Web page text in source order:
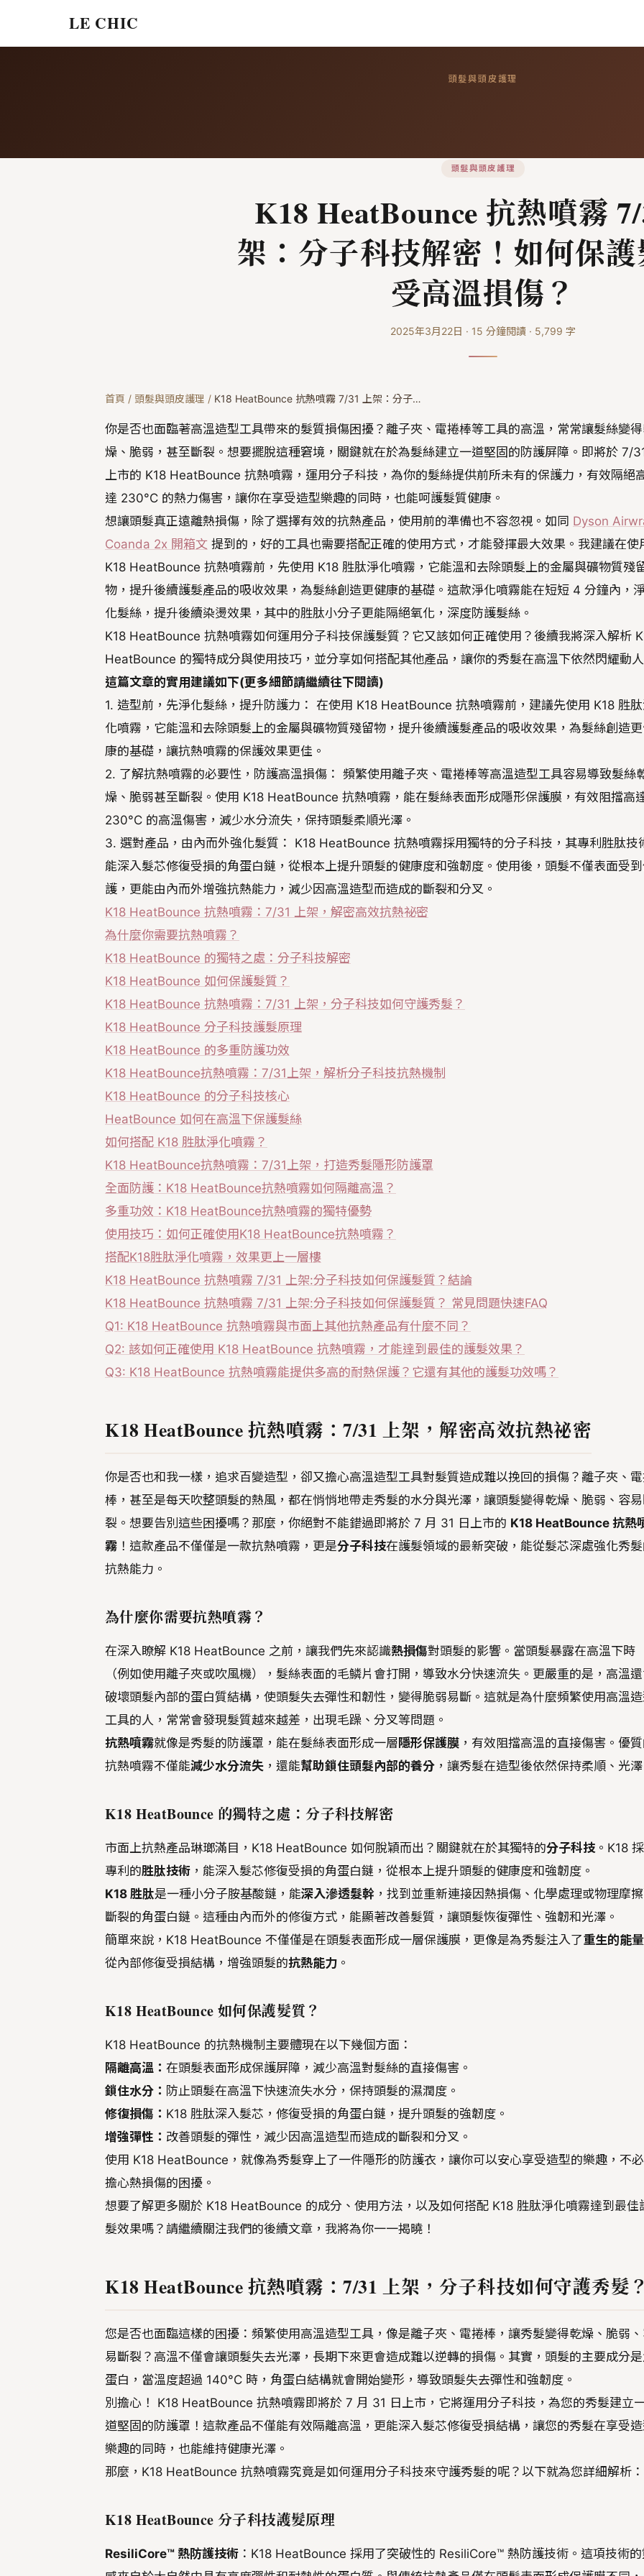
LE CHIC
頭髮與頭皮護理
頭髮與頭皮護理
K18 HeatBounce 抗熱噴霧
架：分子科技解密！如何保
受高溫損傷？
2025年3月22日 · 15 分鐘閱讀 · 5,799 字
首頁 / 頭髮與頭皮護理 / K18 HeatBounce 抗熱噴霧 7/31 上架：分子…
你是否也面臨著高溫造型工具帶來的髮質損傷困擾？離子夾、電捲棒等工具的高溫，常常讓髮絲變
燥、脆弱，甚至斷裂。想要擺脫這種窘境，關鍵就在於為髮絲建立一道堅固的防護屏障。即將於 7/
上市的 K18 HeatBounce 抗熱噴霧，運用分子科技，為你的髮絲提供前所未有的保護力，有效隔絕
達 230°C 的熱力傷害，讓你在享受造型樂趣的同時，也能呵護髮質健康。
想讓頭髮真正遠離熱損傷，除了選擇有效的抗熱產品，使用前的準備也不容忽視。如同 Dyson
Coanda 2x 開箱文 提到的，好的工具也需要搭配正確的使用方式，才能發揮最大效果。我建議在使
K18 HeatBounce 抗熱噴霧前，先使用 K18 胜肽淨化噴霧，它能溫和去除頭髮上的金屬與礦物質殘
物，提升後續護髮產品的吸收效果，為髮絲創造更健康的基礎。這款淨化噴霧能在短短 4 分鐘內，
化髮絲，提升後續染燙效果，其中的胜肽小分子更能隔絕氧化，深度防護髮絲。
K18 HeatBounce 抗熱噴霧如何運用分子科技保護髮質？它又該如何正確使用？後續我將深入解析
HeatBounce 的獨特成分與使用技巧，並分享如何搭配其他產品，讓你的秀髮在高溫下依然閃耀動人
這篇文章的實用建議如下(更多細節請繼續往下閱讀)
1. 造型前，先淨化髮絲，提升防護力： 在使用 K18 HeatBounce 抗熱噴霧前，建議先使用 K18 胜
化噴霧，它能溫和去除頭髮上的金屬與礦物質殘留物，提升後續護髮產品的吸收效果，為髮絲創造
康的基礎，讓抗熱噴霧的保護效果更佳。
2. 了解抗熱噴霧的必要性，防護高溫損傷： 頻繁使用離子夾、電捲棒等高溫造型工具容易導致髮絲
燥、脆弱甚至斷裂。使用 K18 HeatBounce 抗熱噴霧，能在髮絲表面形成隱形保護膜，有效阻擋高
230°C 的高溫傷害，減少水分流失，保持頭髮柔順光澤。
3. 選對產品，由內而外強化髮質： K18 HeatBounce 抗熱噴霧採用獨特的分子科技，其專利胜肽技
能深入髮芯修復受損的角蛋白鏈，從根本上提升頭髮的健康度和強韌度。使用後，頭髮不僅表面受
護，更能由內而外增強抗熱能力，減少因高溫造型而造成的斷裂和分叉。
K18 HeatBounce 抗熱噴霧：7/31 上架，解密高效抗熱祕密
為什麼你需要抗熱噴霧？
K18 HeatBounce 的獨特之處：分子科技解密
K18 HeatBounce 如何保護髮質？
K18 HeatBounce 抗熱噴霧：7/31 上架，分子科技如何守護秀髮？
K18 HeatBounce 分子科技護髮原理
K18 HeatBounce 的多重防護功效
K18 HeatBounce抗熱噴霧：7/31上架，解析分子科技抗熱機制
K18 HeatBounce 的分子科技核心
HeatBounce 如何在高溫下保護髮絲
如何搭配 K18 胜肽淨化噴霧？
K18 HeatBounce抗熱噴霧：7/31上架，打造秀髮隱形防護罩
全面防護：K18 HeatBounce抗熱噴霧如何隔離高溫？
多重功效：K18 HeatBounce抗熱噴霧的獨特優勢
使用技巧：如何正確使用K18 HeatBounce抗熱噴霧？
搭配K18胜肽淨化噴霧，效果更上一層樓
K18 HeatBounce 抗熱噴霧 7/31 上架:分子科技如何保護髮質？結論
K18 HeatBounce 抗熱噴霧 7/31 上架:分子科技如何保護髮質？ 常見問題快速FAQ
Q1: K18 HeatBounce 抗熱噴霧與市面上其他抗熱產品有什麼不同？
Q2: 該如何正確使用 K18 HeatBounce 抗熱噴霧，才能達到最佳的護髮效果？
Q3: K18 HeatBounce 抗熱噴霧能提供多高的耐熱保護？它還有其他的護髮功效嗎？
K18 HeatBounce 抗熱噴霧：7/31 上架，解密高效抗熱祕密
你是否也和我一樣，追求百變造型，卻又擔心高溫造型工具對髮質造成難以挽回的損傷？離子夾、
棒，甚至是每天吹整頭髮的熱風，都在悄悄地帶走秀髮的水分與光澤，讓頭髮變得乾燥、脆弱、容
裂。想要告別這些困擾嗎？那麼，你絕對不能錯過即將於 7 月 31 日上市的 K18 HeatBounce 抗熱
霧 ！這款產品不僅僅是一款抗熱噴霧，更是分子科技在護髮領域的最新突破，能從髮芯深處強化秀
抗熱能力。
為什麼你需要抗熱噴霧？
在深入瞭解 K18 HeatBounce 之前，讓我們先來認識熱損傷對頭髮的影響。當頭髮暴露在高溫下時
（例如使用離子夾或吹風機），髮絲表面的毛鱗片會打開，導致水分快速流失。更嚴重的是，高溫
破壞頭髮內部的蛋白質結構，使頭髮失去彈性和韌性，變得脆弱易斷。這就是為什麼頻繁使用高溫
工具的人，常常會發現髮質越來越差，出現毛躁、分叉等問題。
抗熱噴霧就像是秀髮的防護罩，能在髮絲表面形成一層隱形保護膜 ，有效阻擋高溫的直接傷害。優
抗熱噴霧不僅能減少水分流失 ，還能幫助鎖住頭髮內部的養分 ，讓秀髮在造型後依然保持柔順、光澤
K18 HeatBounce 的獨特之處：分子科技解密
市面上抗熱產品琳瑯滿目，K18 HeatBounce 如何脫穎而出？關鍵就在於其獨特的分子科技。K18
專利的胜肽技術 ，能深入髮芯修復受損的角蛋白鏈，從根本上提升頭髮的健康度和強韌度。
K18 胜肽是一種小分子胺基酸鏈，能深入滲透髮幹 ，找到並重新連接因熱損傷、化學處理或物理摩
斷裂的角蛋白鏈。這種由內而外的修復方式，能顯著改善髮質，讓頭髮恢復彈性、強韌和光澤。
簡單來說，K18 HeatBounce 不僅僅是在頭髮表面形成一層保護膜，更像是為秀髮注入了重生的能量
從內部修復受損結構，增強頭髮的抗熱能力 。
K18 HeatBounce 如何保護髮質？
K18 HeatBounce 的抗熱機制主要體現在以下幾個方面：
隔離高溫： 在頭髮表面形成保護屏障，減少高溫對髮絲的直接傷害。
鎖住水分： 防止頭髮在高溫下快速流失水分，保持頭髮的濕潤度。
修復損傷： K18 胜肽深入髮芯，修復受損的角蛋白鏈，提升頭髮的強韌度。
增強彈性： 改善頭髮的彈性，減少因高溫造型而造成的斷裂和分叉。
使用 K18 HeatBounce，就像為秀髮穿上了一件隱形的防護衣，讓你可以安心享受造型的樂趣，不
擔心熱損傷的困擾。
想要了解更多關於 K18 HeatBounce 的成分、使用方法，以及如何搭配 K18 胜肽淨化噴霧達到最佳
髮效果嗎？請繼續關注我們的後續文章，我將為你一一揭曉！
K18 HeatBounce 抗熱噴霧：7/31 上架，分子科技如何守護秀髮？
您是否也面臨這樣的困擾：頻繁使用高溫造型工具，像是離子夾、電捲棒，讓秀髮變得乾燥、脆弱
易斷裂？高溫不僅會讓頭髮失去光澤，長期下來更會造成難以逆轉的損傷。其實，頭髮的主要成分是
蛋白，當溫度超過 140°C 時，角蛋白結構就會開始變形，導致頭髮失去彈性和強韌度。
別擔心！ K18 HeatBounce 抗熱噴霧即將於 7 月 31 日上市，它將運用分子科技，為您的秀髮建立
道堅固的防護罩！這款產品不僅能有效隔離高溫，更能深入髮芯修復受損結構，讓您的秀髮在享受
樂趣的同時，也能維持健康光澤。
那麼，K18 HeatBounce 抗熱噴霧究竟是如何運用分子科技來守護秀髮的呢？以下就為您詳細解析：
K18 HeatBounce 分子科技護髮原理
ResiliCore™ 熱防護技術 ：K18 HeatBounce 採用了突破性的 ResiliCore™ 熱防護技術。這項技術的